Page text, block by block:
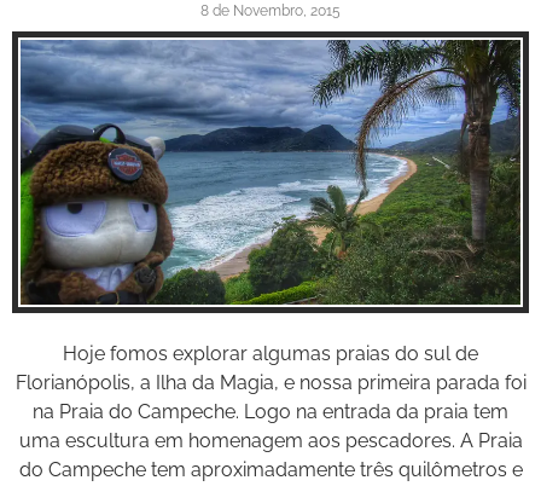
FRASES
DE
VIAGEM
MAPAS
RODOVIÁRIOS
E-
BOOK
VÍDEOS
8 de Novembro, 2015
Inspire-se!
Hoje fomos explorar algumas praias do sul de
Florianópolis, a Ilha da Magia, e nossa primeira parada foi
na Praia do Campeche. Logo na entrada da praia tem
uma escultura em homenagem aos pescadores. A Praia
do Campeche tem aproximadamente três quilômetros e